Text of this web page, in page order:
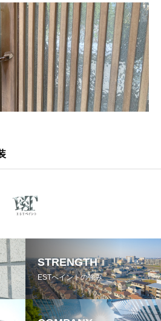
STRENGTH
ESTペイントの強み